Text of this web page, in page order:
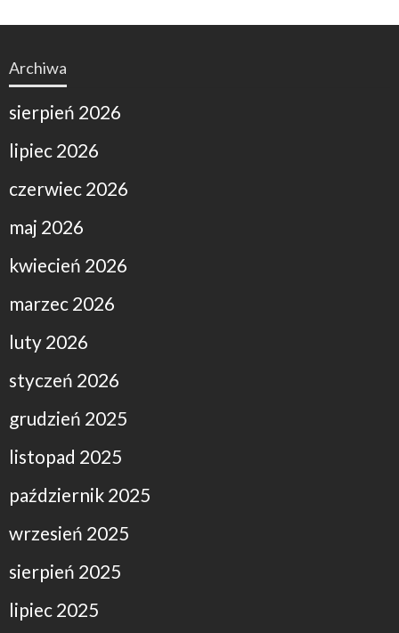
Archiwa
sierpień 2026
lipiec 2026
czerwiec 2026
maj 2026
kwiecień 2026
marzec 2026
luty 2026
styczeń 2026
grudzień 2025
listopad 2025
październik 2025
wrzesień 2025
sierpień 2025
lipiec 2025